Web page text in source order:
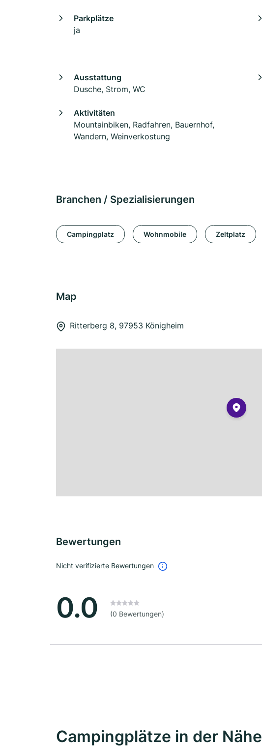
Parkplätze
ja
Ausstattung
Dusche, Strom, WC
Aktivitäten
Mountainbiken, Radfahren, Bauernhof,
Wandern, Weinverkostung
Branchen / Spezialisierungen
Campingplatz Wohnmobile Zeltplatz
Map
Ritterberg 8, 97953 Königheim
Bewertungen
Nicht verifizierte Bewertungen
0.0 (0 Bewertungen)
Campingplätze in der Nähe